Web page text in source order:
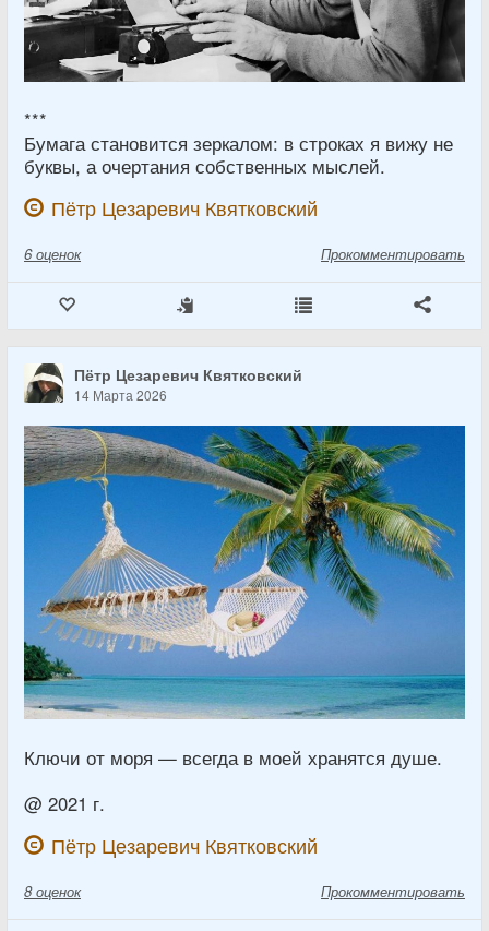
***
Бумага становится зеркалом: в строках я вижу не
буквы, а очертания собственных мыслей.
Пётр Цезаревич Квятковский
6 оценок Прокомментировать
Пётр Цезаревич Квятковский
14 Марта 2026
Ключи от моря — всегда в моей хранятся душе.
@ 2021 г.
Пётр Цезаревич Квятковский
8 оценок Прокомментировать